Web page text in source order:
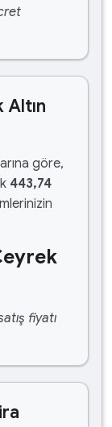
göre,
443,74
fiyatı